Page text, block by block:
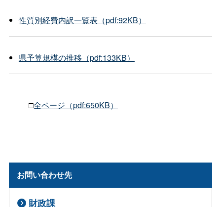
性質別経費内訳一覧表（pdf:92KB）
県予算規模の推移（pdf:133KB）
□全ページ（pdf:650KB）
お問い合わせ先
財政課